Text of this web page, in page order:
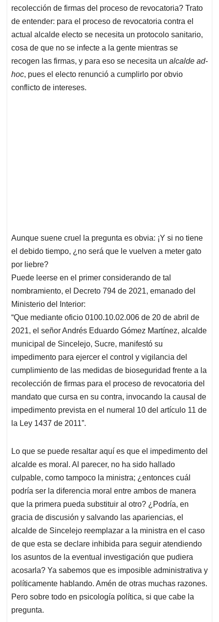
recolección de firmas del proceso de revocatoria? Trato
de entender: para el proceso de revocatoria contra el
actual alcalde electo se necesita un protocolo sanitario,
cosa de que no se infecte a la gente mientras se
recogen las firmas, y para eso se necesita un alcalde ad-
hoc, pues el electo renunció a cumplirlo por obvio
conflicto de intereses.
Aunque suene cruel la pregunta es obvia: ¡Y si no tiene
el debido tiempo, ¿no será que le vuelven a meter gato
por liebre?
Puede leerse en el primer considerando de tal
nombramiento, el Decreto 794 de 2021, emanado del
Ministerio del Interior:
“Que mediante oficio 0100.10.02.006 de 20 de abril de
2021, el señor Andrés Eduardo Gómez Martínez, alcalde
municipal de Sincelejo, Sucre, manifestó su
impedimento para ejercer el control y vigilancia del
cumplimiento de las medidas de bioseguridad frente a la
recolección de firmas para el proceso de revocatoria del
mandato que cursa en su contra, invocando la causal de
impedimento prevista en el numeral 10 del artículo 11 de
la Ley 1437 de 2011”.
Lo que se puede resaltar aquí es que el impedimento del
alcalde es moral. Al parecer, no ha sido hallado
culpable, como tampoco la ministra; ¿entonces cuál
podría ser la diferencia moral entre ambos de manera
que la primera pueda substituir al otro? ¿Podría, en
gracia de discusión y salvando las apariencias, el
alcalde de Sincelejo reemplazar a la ministra en el caso
de que esta se declare inhibida para seguir atendiendo
los asuntos de la eventual investigación que pudiera
acosarla? Ya sabemos que es imposible administrativa y
políticamente hablando. Amén de otras muchas razones.
Pero sobre todo en psicología política, si que cabe la
pregunta.